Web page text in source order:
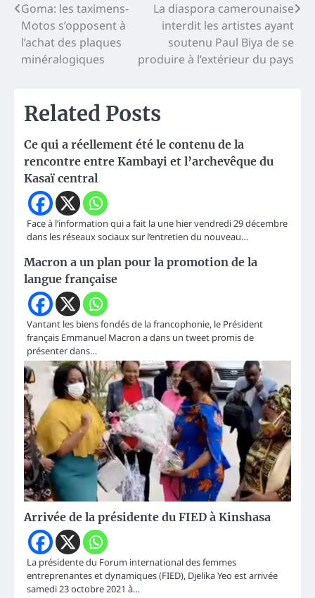
Navigation
de
l’article
Goma: les taximens-
Motos s’opposent à
l’achat des plaques
minéralogiques
La diaspora camerounaise
interdit les artistes ayant
soutenu Paul Biya de se
produire à l’extérieur du pays
Related Posts
Ce qui a réellement été le contenu de la
rencontre entre Kambayi et l’archevêque du
Kasaï central
Face à l’information qui a fait la une hier vendredi 29 décembre
dans les réseaux sociaux sur l’entretien du nouveau…
Macron a un plan pour la promotion de la
langue française
Vantant les biens fondés de la francophonie, le Président
français Emmanuel Macron a dans un tweet promis de
présenter dans…
Arrivée de la présidente du FIED à Kinshasa
La présidente du Forum international des femmes
entreprenantes et dynamiques (FIED), Djelika Yeo est arrivée
samedi 23 octobre 2021 à…